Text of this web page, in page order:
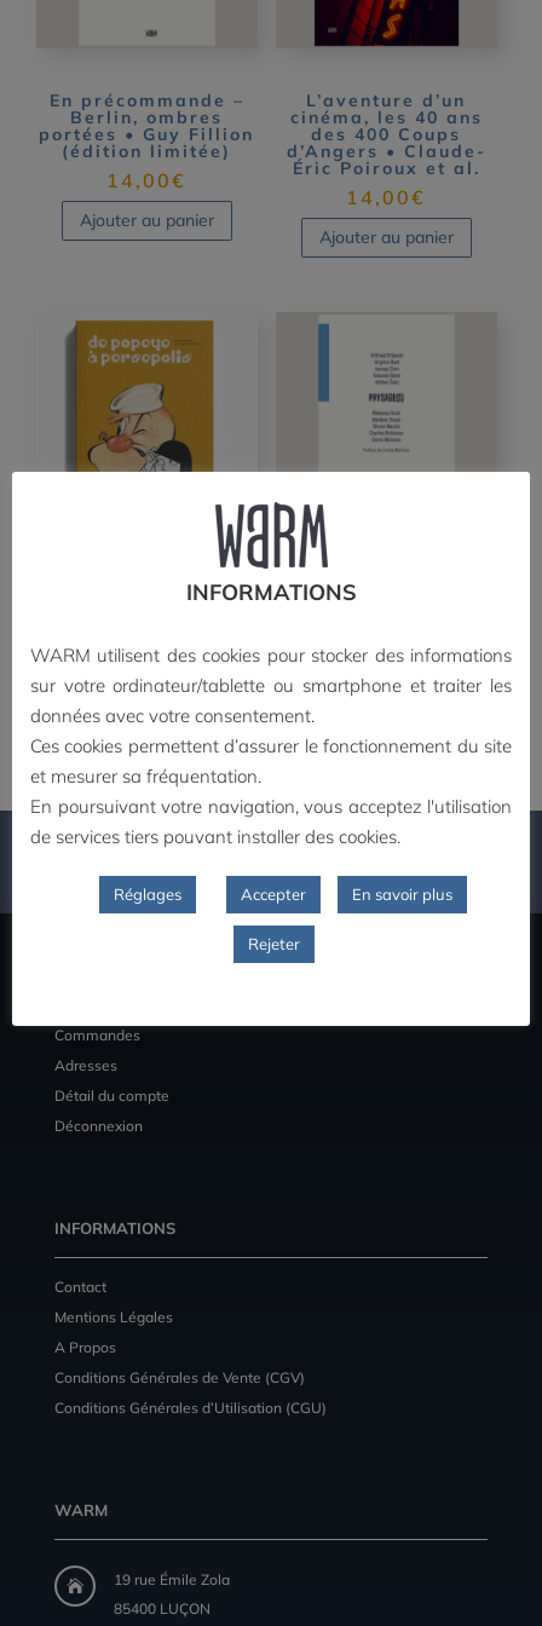
En précommande –
Berlin, ombres
portées • Guy Fillion
(édition limitée)
14,00€
Ajouter au panier
L’aventure d’un
cinéma, les 40 ans
des 400 Coups
d’Angers • Claude-
Éric Poiroux et al.
14,00€
Ajouter au panier
De Popeye à
Persepolis, bande
14,00€
Ajouter au panier
Paysage(s) •
collectif
Commandes
Adresses
Détail du compte
Déconnexion
INFORMATIONS
Contact
Mentions Légales
A Propos
Conditions Générales de Vente (CGV)
Conditions Générales d’Utilisation (CGU)
WARM

19 rue Émile Zola
85400 LUÇON
INFORMATIONS
WARM utilisent des cookies pour stocker des informations
sur votre ordinateur/tablette ou smartphone et traiter les
données avec votre consentement.
Ces cookies permettent d’assurer le fonctionnement du site
et mesurer sa fréquentation.
En poursuivant votre navigation, vous acceptez l'utilisation
de services tiers pouvant installer des cookies.
Réglages Accepter En savoir plus
Rejeter